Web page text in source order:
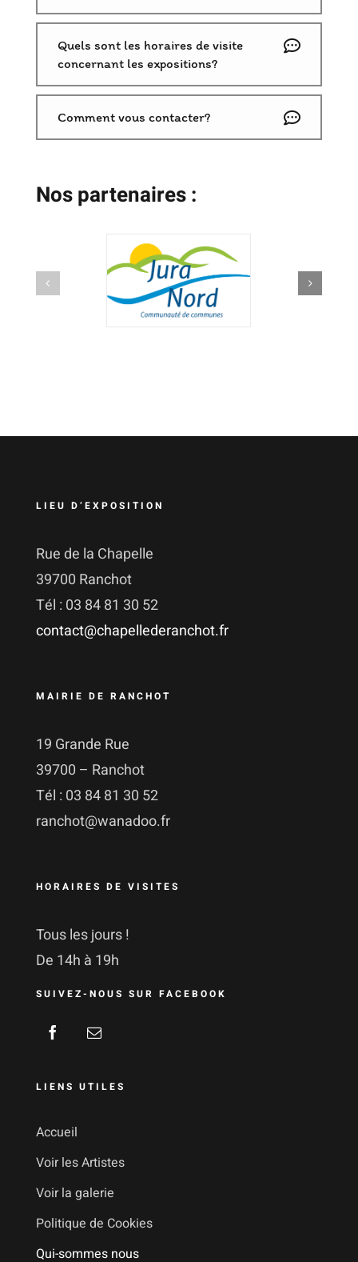
Quels sont les horaires de visite
concernant les expositions?
Comment vous contacter?
Nos partenaires :
LIEU D’EXPOSITION
Rue de la Chapelle
39700 Ranchot
Tél : 03 84 81 30 52
contact@chapellederanchot.fr
MAIRIE DE RANCHOT
19 Grande Rue
39700 – Ranchot
Tél : 03 84 81 30 52
ranchot@wanadoo.fr
HORAIRES DE VISITES
Tous les jours !
De 14h à 19h
SUIVEZ-NOUS SUR FACEBOOK
LIENS UTILES
Accueil
Voir les Artistes
Voir la galerie
Politique de Cookies
Qui-sommes nous